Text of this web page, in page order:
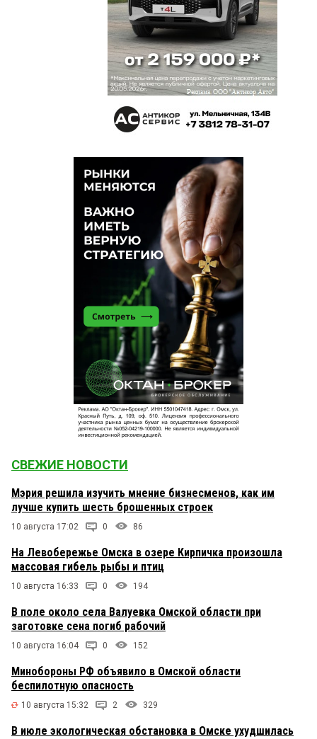
СВЕЖИЕ НОВОСТИ
Мэрия решила изучить мнение бизнесменов, как им
лучше купить шесть брошенных строек
10 августа 17:02 0 86
На Левобережье Омска в озере Кирпичка произошла
массовая гибель рыбы и птиц
10 августа 16:33 0 194
В поле около села Валуевка Омской области при
заготовке сена погиб рабочий
10 августа 16:04 0 152
Минобороны РФ объявило в Омской области
беспилотную опасность
10 августа 15:32 2 329
В июле экологическая обстановка в Омске ухудшилась